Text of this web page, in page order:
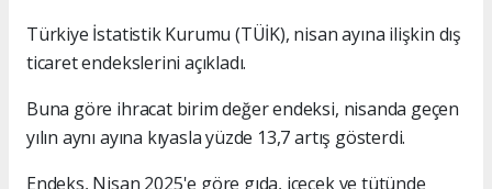
Türkiye İstatistik Kurumu (TÜİK), nisan ayına ilişkin dış
ticaret endekslerini açıkladı.
Buna göre ihracat birim değer endeksi, nisanda geçen
yılın aynı ayına kıyasla yüzde 13,7 artış gösterdi.
Endeks, Nisan 2025'e göre gıda, içecek ve tütünde